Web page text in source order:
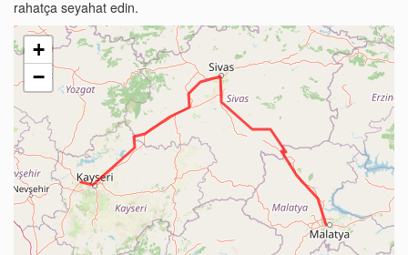
rahatça seyahat edin.
+
−